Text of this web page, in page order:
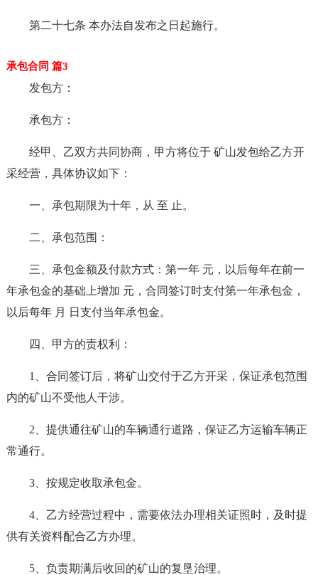
第二十七条 本办法自发布之日起施行。
承包合同 篇3
发包方：
承包方：
经甲、乙双方共同协商，甲方将位于 矿山发包给乙方开
采经营，具体协议如下：
一、承包期限为十年，从 至 止。
二、承包范围：
三、承包金额及付款方式：第一年 元，以后每年在前一
年承包金的基础上增加 元，合同签订时支付第一年承包金，
以后每年 月 日支付当年承包金。
四、甲方的责权利：
1、合同签订后，将矿山交付于乙方开采，保证承包范围
内的矿山不受他人干涉。
2、提供通往矿山的车辆通行道路，保证乙方运输车辆正
常通行。
3、按规定收取承包金。
4、乙方经营过程中，需要依法办理相关证照时，及时提
供有关资料配合乙方办理。
5、负责期满后收回的矿山的复垦治理。